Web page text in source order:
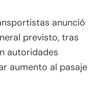
anunció
previsto, tras
autoridades
aumento al pasaje